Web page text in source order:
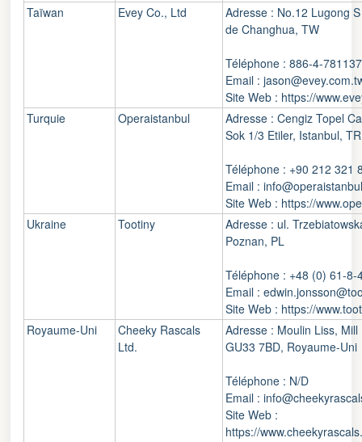
Taïwan
Evey Co., Ltd
Adresse : No.12 Lugong
de Changhua, TW
Téléphone : 886-4-
Email :
Site Web : https://
Turquie
Operaistanbul
Adresse : Cengiz Topel
Sok 1/3 Etiler, Istanbul, TR
Téléphone : +90 212 321
Email :
Site Web : https://
Ukraine
Tootiny
Adresse : ul.
Poznan, PL
Téléphone : +48 (0) 61-8-
Email :
Site Web : https://
Royaume-Uni
Cheeky Rascals
Ltd.
Adresse : Moulin Liss, Mill
GU33 7BD, Royaume-Uni
Téléphone : N/D
Email :
Site Web :
https://